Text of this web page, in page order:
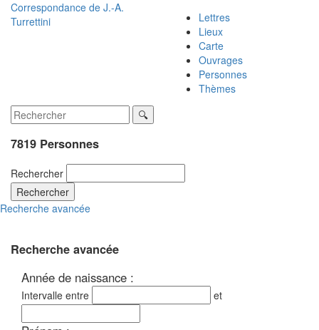
Correspondance de J.-A.
Turrettini
Lettres
Lieux
Carte
Ouvrages
Personnes
Thèmes
7819 Personnes
Rechercher
Rechercher
Recherche avancée
Recherche avancée
Année de naissance :
Intervalle entre et